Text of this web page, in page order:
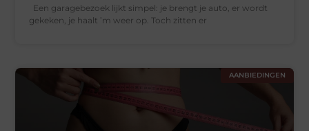
Een garagebezoek lijkt simpel: je brengt je auto, er wordt
gekeken, je haalt ’m weer op. Toch zitten er
AANBIEDINGEN